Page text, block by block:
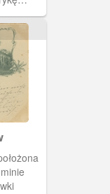
W
za
trafiła